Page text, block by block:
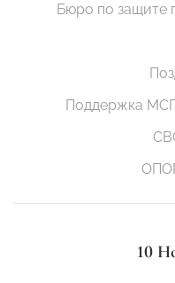
Бюро по защите
Поддержка
10